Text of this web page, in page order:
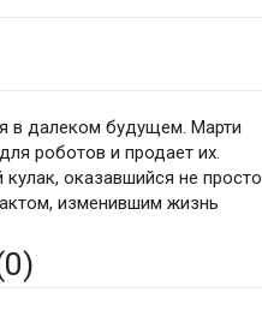
в далеком будущем. Марти
роботов и продает их.
оказавшийся не просто
изменившим жизнь
0)